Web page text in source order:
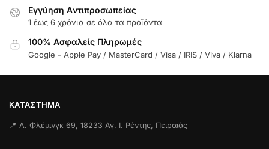
Εγγύηση Aντιπροσωπείας
1 έως 6 χρόνια σε όλα τα προϊόντα
100% Ασφαλείς Πληρωμές
Google - Apple Pay / MasterCard / Visa / IRIS / Viva / Klarna
ΚΑΤΆΣΤΗΜΑ
📍 Λ. Φλέμινγκ 69, 18233 Αγ. Ι. Ρέντης, Πειραιάς